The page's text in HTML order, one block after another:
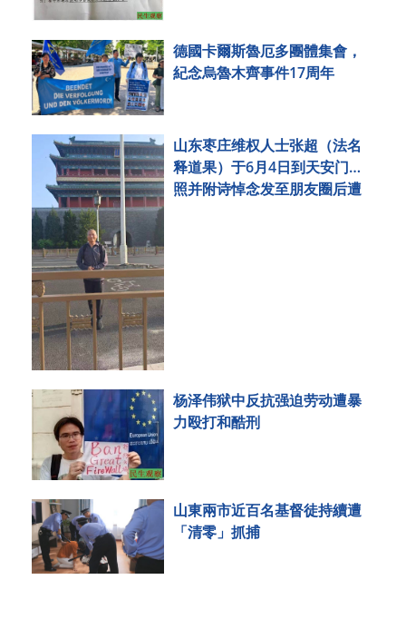
德國卡爾斯魯厄多團體集會，
紀念烏魯木齊事件17周年
山东枣庄维权人士张超（法名
释道果）于6月4日到天安门拍
照并附诗悼念发至朋友圈后遭
杨泽伟狱中反抗强迫劳动遭暴
力殴打和酷刑
山東兩市近百名基督徒持續遭
「清零」抓捕